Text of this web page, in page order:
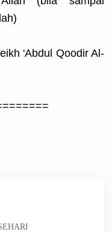
'Abdul Qoodir Al-